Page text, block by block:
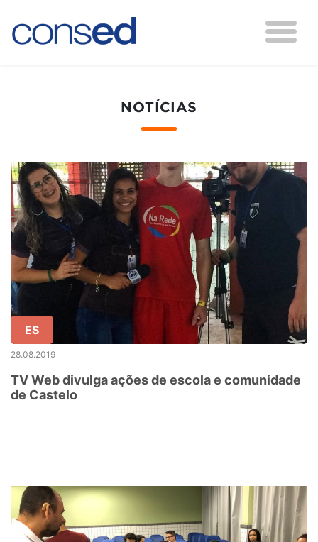
NOTÍCIAS
ES
28.08.2019
TV Web divulga ações de escola e comunidade
de Castelo